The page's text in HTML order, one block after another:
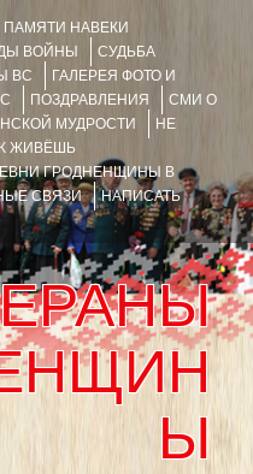
ПАМЯТИ НАВЕКИ
ВОЙНЫ
СУДЬБА
ВС
ГАЛЕРЕЯ ФОТО И
ПОЗДРАВЛЕНИЯ
СМИ О
МУДРОСТИ
НЕ
ЖИВЁШЬ
ГРОДНЕНЩИНЫ В
СВЯЗИ
НАПИСАТЬ
Ы